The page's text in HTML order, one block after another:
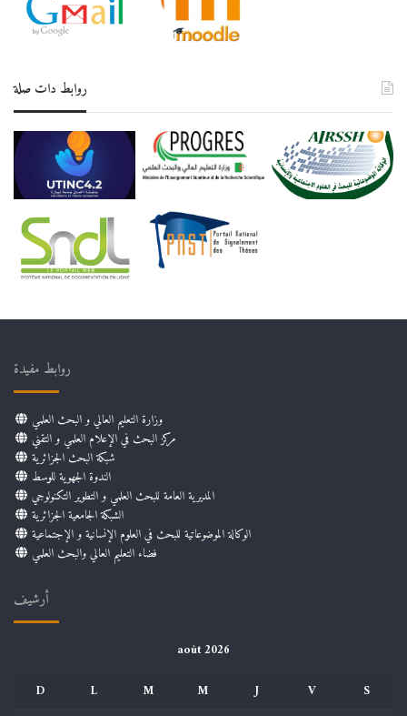
روابط دات صلة
روابط مفيدة
وزارة التعليم العالي و البحث العلمي
مركز البحث في الإعلام العلمي و التقني
شبكة البحث الجزائرية
الندوة الجهوية للوسط
المديرية العامة للبحث العلمي و التطوير التكنولوجي
الشبكة الجامعية الجزائرية
الوكالة الموضوعاتية للبحث في العلوم الإنسانية و الإجتماعية
فضاء التعليم العالي والبحث العلمي
أرشيف
août 2026
D
L M M J V
S